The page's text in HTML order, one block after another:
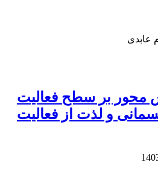
عابدی
محور بر سطح فعالیت
و لذت از فعالیت